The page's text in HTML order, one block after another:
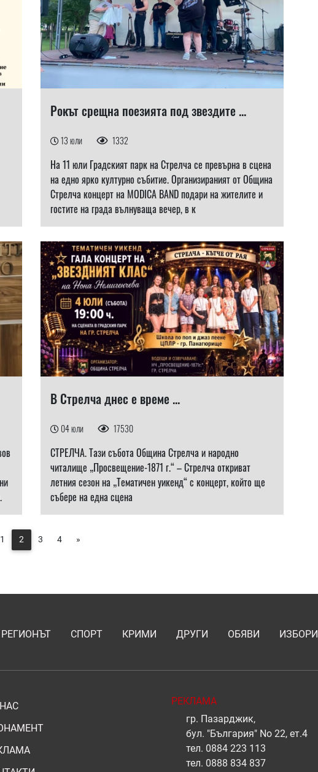
Рокът срещна поезията под звездите ...
13 юли 1332
На 11 юли Градският парк на Стрелча се превърна в сцена
на едно ярко културно събитие. Организираният от Община
Стрелча концерт на MODICA BAND подари на жителите и
гостите на града вълнуваща вечер, в к
В Стрелча днес е време ...
04 юли 17530
СТРЕЛЧА. Тази събота Община Стрелча и народно
читалище „Просвещение-1871 г.“ – Стрелча откриват
летния сезон на „Тематичен уикенд“ с концерт, който ще
събере на една сцена
1 2 3 4 »
РЕГИОНЪТ СПОРТ КРИМИ ДРУГИ ОБЯВИ ИЗБОРИ
РЕКЛАМА
гр. Пазарджик,
бул. "България" No 22, ет.4
тел. 0884 223 113
тел. 0888 834 837